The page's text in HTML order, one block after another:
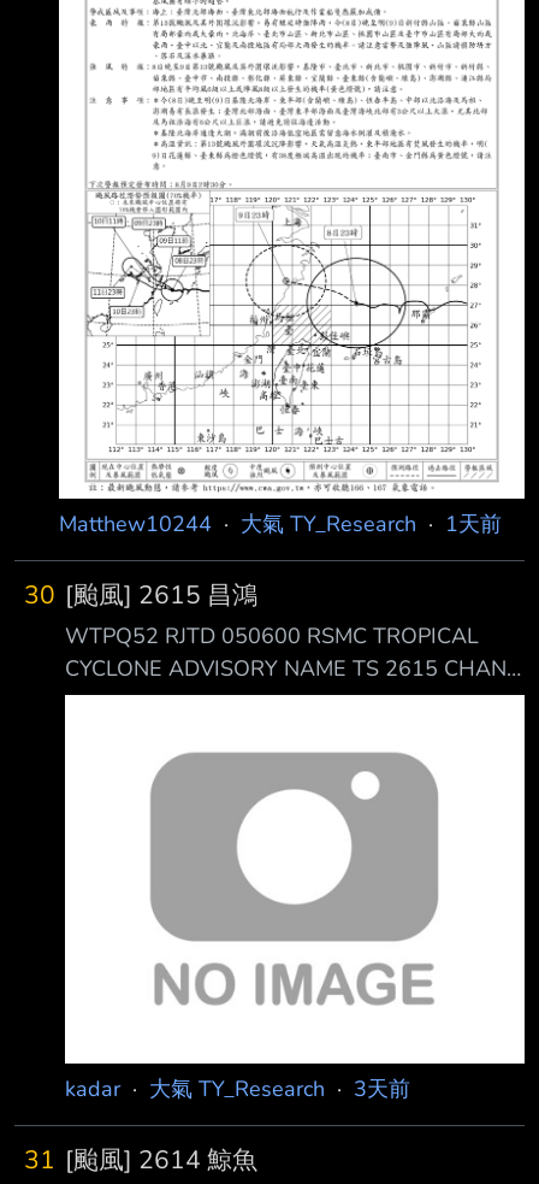
氣】請移駕telnet://ptt2.cc的weath
Matthew10244 · 大氣 TY_Research · 1天前
30 [颱風] 2615 昌鴻
WTPQ52 RJTD 050600 RSMC TROPICAL
CYCLONE ADVISORY NAME TS 2615 CHAN-
HOM (2615) UPGRADED FROM TD
POOR MOVE NNE 07KT PRES 998HPA
MXWD 035KT GUST 050KT 30KT 300NM
https://i.meee.com.tw/9K4xBru.png --
kadar· 大氣 TY_Research · 3天前
31 [颱風] 2614 鯨魚